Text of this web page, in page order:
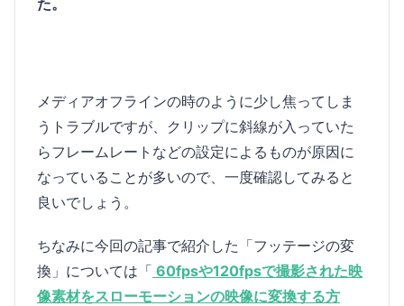
メディアオフラインの時のように少し焦ってしま
うトラブルですが、クリップに斜線が入っていた
らフレームレートなどの設定によるものが原因に
なっていることが多いので、一度確認してみると
良いでしょう。
ちなみに今回の記事で紹介した「フッテージの変
換」については「 60fpsや120fpsで撮影された映
像素材をスローモーションの映像に変換する方